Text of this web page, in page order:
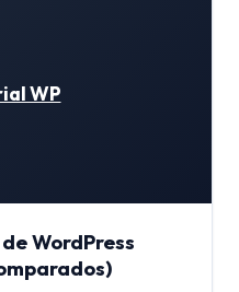
WP
WordPress